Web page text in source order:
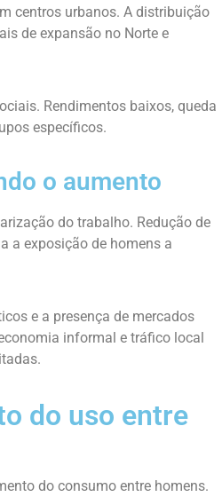
centros urbanos. A distribuição
de expansão no Norte e
Rendimentos baixos, queda
específicos.
o aumento
do trabalho. Redução de
a exposição de homens a
e a presença de mercados
informal e tráfico local
do uso entre
do consumo entre homens.